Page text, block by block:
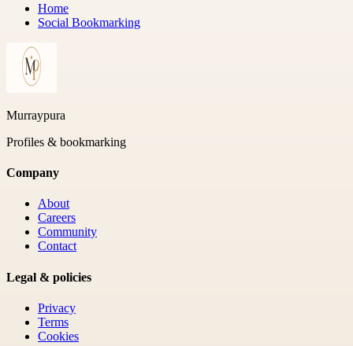
Home
Social Bookmarking
Murraypura
Profiles & bookmarking
Company
About
Careers
Community
Contact
Legal & policies
Privacy
Terms
Cookies